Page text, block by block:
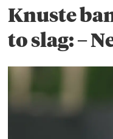
Knuste
to slag: –